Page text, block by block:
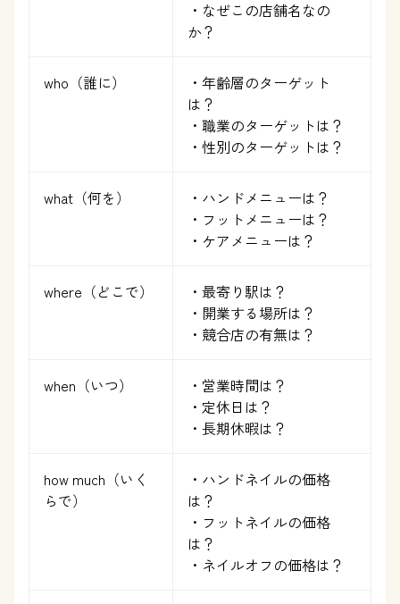
・なぜこの店舗名なの
か？
who（誰に）
・年齢層のターゲット
は？
・職業のターゲットは？
・性別のターゲットは？
what（何を）
・ハンドメニューは？
・フットメニューは？
・ケアメニューは？
where（どこで）
・最寄り駅は？
・開業する場所は？
・競合店の有無は？
when（いつ）
・営業時間は？
・定休日は？
・長期休暇は？
how much（いく
らで）
・ハンドネイルの価格
は？
・フットネイルの価格
は？
・ネイルオフの価格は？